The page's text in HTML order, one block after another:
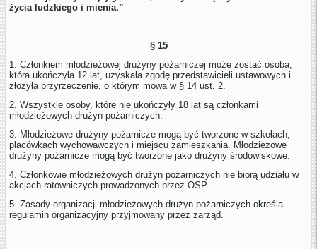
życia ludzkiego i mienia.”
§ 15
1. Członkiem młodzieżowej drużyny pożarniczej może zostać osoba,
która ukończyła 12 lat, uzyskała zgodę przedstawicieli ustawowych i
złożyła przyrzeczenie, o którym mowa w § 14 ust. 2.
2. Wszystkie osoby, które nie ukończyły 18 lat są członkami
młodzieżowych drużyn pożarniczych.
3. Młodzieżowe drużyny pożarnicze mogą być tworzone w szkołach,
placówkach wychowawczych i miejscu zamieszkania. Młodzieżowe
drużyny pożarnicze mogą być tworzone jako drużyny środowiskowe.
4. Członkowie młodzieżowych drużyn pożarniczych nie biorą udziału w
akcjach ratowniczych prowadzonych przez OSP.
5. Zasady organizacji młodzieżowych drużyn pożarniczych określa
regulamin organizacyjny przyjmowany przez zarząd.